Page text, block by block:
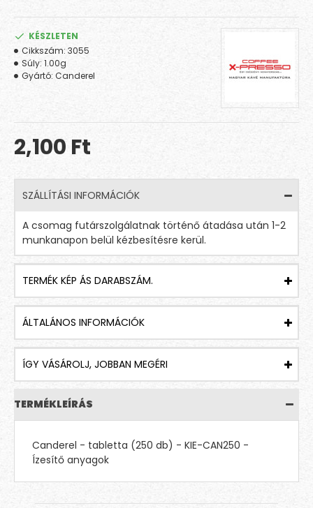
2,100 Ft
KÉSZLETEN
Cikkszám: 3055
Súly: 1.00g
Gyártó: Canderel
SZÁLLÍTÁSI INFORMÁCIÓK
A csomag futárszolgálatnak történő átadása után 1-2
munkanapon belül kézbesítésre kerül.
TERMÉK KÉP ÁS DARABSZÁM.
ÁLTALÁNOS INFORMÁCIÓK
ÍGY VÁSÁROLJ, JOBBAN MEGÉRI
TERMÉKLEÍRÁS
Canderel - tabletta (250 db) - KIE-CAN250 -
Ízesítő anyagok